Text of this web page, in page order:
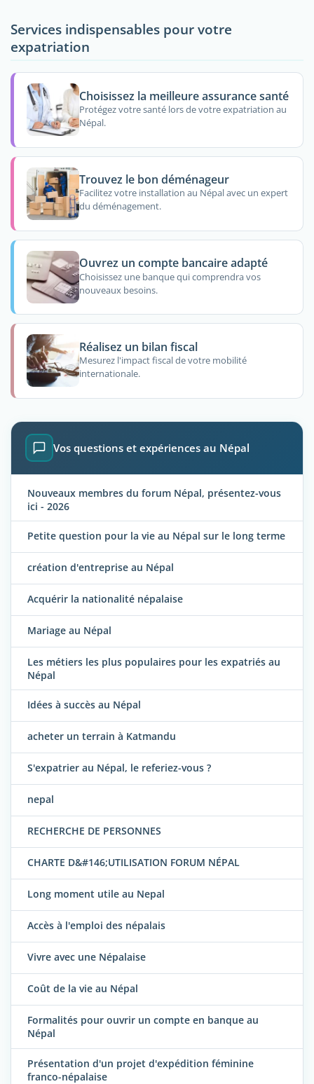
Services indispensables pour votre
expatriation
Choisissez la meilleure assurance santé
Protégez votre santé lors de votre expatriation au
Népal.
Trouvez le bon déménageur
Facilitez votre installation au Népal avec un expert
du déménagement.
Ouvrez un compte bancaire adapté
Choisissez une banque qui comprendra vos
nouveaux besoins.
Réalisez un bilan fiscal
Mesurez l'impact fiscal de votre mobilité
internationale.
Vos questions et expériences au Népal
Nouveaux membres du forum Népal, présentez-vous
ici - 2026
Petite question pour la vie au Népal sur le long terme
création d'entreprise au Népal
Acquérir la nationalité népalaise
Mariage au Népal
Les métiers les plus populaires pour les expatriés au
Népal
Idées à succès au Népal
acheter un terrain à Katmandu
S'expatrier au Népal, le referiez-vous ?
nepal
RECHERCHE DE PERSONNES
CHARTE D&#146;UTILISATION FORUM NÉPAL
Long moment utile au Nepal
Accès à l'emploi des népalais
Vivre avec une Népalaise
Coût de la vie au Népal
Formalités pour ouvrir un compte en banque au
Népal
Présentation d'un projet d'expédition féminine
franco-népalaise